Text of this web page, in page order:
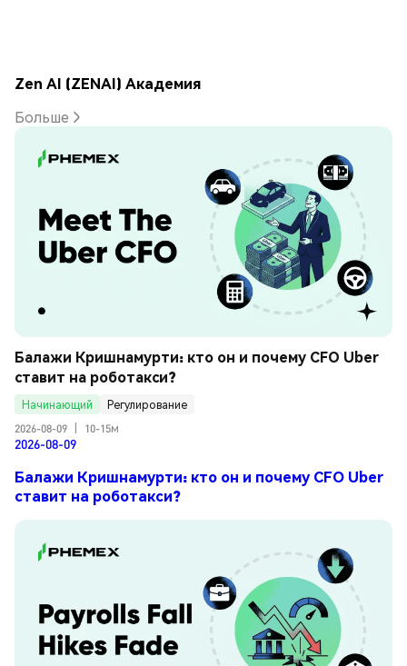
Zen AI (ZENAI) Академия
Больше
Балажи Кришнамурти: кто он и почему CFO Uber
ставит на роботакси?
Начинающий
Регулирование
2026-08-09
10-15м
2026-08-09
Балажи Кришнамурти: кто он и почему CFO Uber
ставит на роботакси?